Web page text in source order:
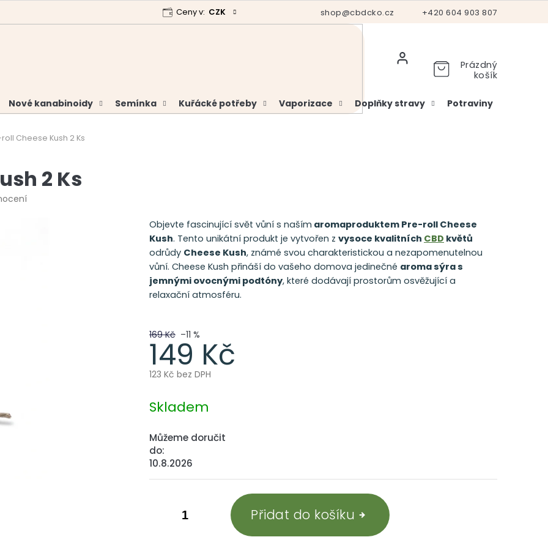
+420 604 903 807
shop@cbdcko.cz
Analýzy a certifikáty Hodnocení obchodu Vrácení a reklamace
Ceny v: CZK
Prázdný
košík
Nové kanabinoidy Semínka Kuřácké potřeby Vaporizace Doplňky stravy Potraviny
roll Cheese Kush 2 Ks
2 Ks
169 Kč –11 %
149 Kč
123 Kč bez DPH
cena:
Skladem
Můžeme doručit
do:
10.8.2026
Přidat do košíku
Objevte fascinující svět vůní s naším aromaproduktem Pre-roll Cheese
Kush. Tento unikátní produkt je vytvořen z vysoce kvalitních CBD květů
odrůdy Cheese Kush, známé svou charakteristickou a nezapomenutelnou
vůní. Cheese Kush přináší do vašeho domova jedinečné aroma sýra s
jemnými ovocnými podtóny, které dodávají prostorům osvěžující a
relaxační atmosféru.